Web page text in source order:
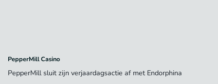
PepperMill Casino
PepperMill sluit zijn verjaardagsactie af met Endorphina